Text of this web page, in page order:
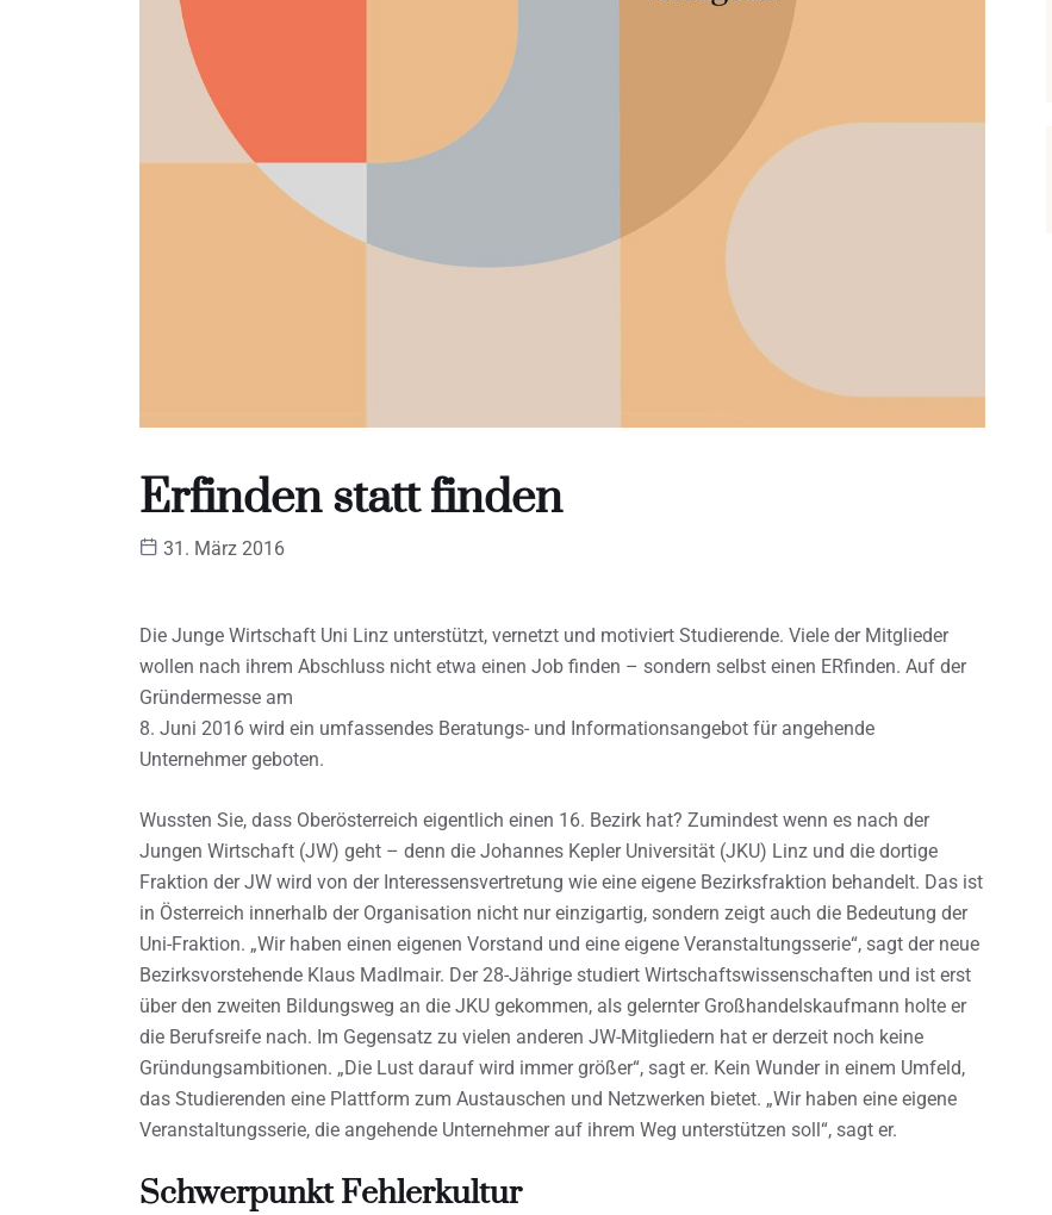
Erfinden statt finden
31. März 2016
Die Junge Wirtschaft Uni Linz unterstützt, vernetzt und motiviert Studierende. Viele der Mitglieder
wollen nach ihrem Abschluss nicht etwa einen Job finden – sondern selbst einen ERfinden. Auf der
Gründermesse am
8. Juni 2016 wird ein umfassendes Beratungs- und Informationsangebot für angehende
Unternehmer geboten.
Wussten Sie, dass Oberösterreich eigentlich einen 16. Bezirk hat? Zumindest wenn es nach der
Jungen Wirtschaft (JW) geht – denn die Johannes Kepler Universität (JKU) Linz und die dortige
Fraktion der JW wird von der Interessensvertretung wie eine eigene Bezirksfraktion behandelt. Das ist
in Österreich innerhalb der Organisation nicht nur einzigartig, sondern zeigt auch die Bedeutung der
Uni-Fraktion. „Wir haben einen eigenen Vorstand und eine eigene Veranstaltungsserie“, sagt der neue
Bezirksvorstehende Klaus Madlmair. Der 28-Jährige studiert Wirtschaftswissenschaften und ist erst
über den zweiten Bildungsweg an die JKU gekommen, als gelernter Großhandelskaufmann holte er
die Berufsreife nach. Im Gegensatz zu vielen anderen JW-Mitgliedern hat er derzeit noch keine
Gründungsambitionen. „Die Lust darauf wird immer größer“, sagt er. Kein Wunder in einem Umfeld,
das Studierenden eine Plattform zum Austauschen und Netzwerken bietet. „Wir haben eine eigene
Veranstaltungsserie, die angehende Unternehmer auf ihrem Weg unterstützen soll“, sagt er.
Schwerpunkt Fehlerkultur